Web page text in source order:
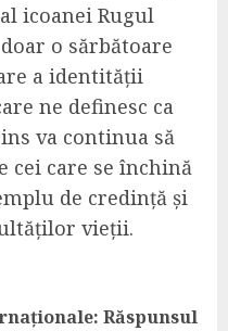
icoanei Rugul
o sărbătoare
a identității
ne definesc ca
va continua să
cei care se închină
de credință și
vieții.
Răspunsul